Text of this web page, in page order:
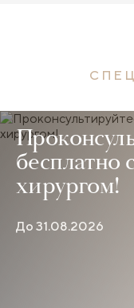
бесплатно
хирургом!
До 31.08.2026